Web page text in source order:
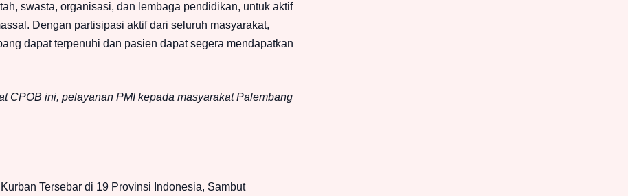
swasta, organisasi, dan lembaga pendidikan, untuk aktif
Dengan partisipasi aktif dari seluruh masyarakat,
dapat terpenuhi dan pasien dapat segera mendapatkan
CPOB ini, pelayanan PMI kepada masyarakat Palembang
Tersebar di 19 Provinsi Indonesia, Sambut